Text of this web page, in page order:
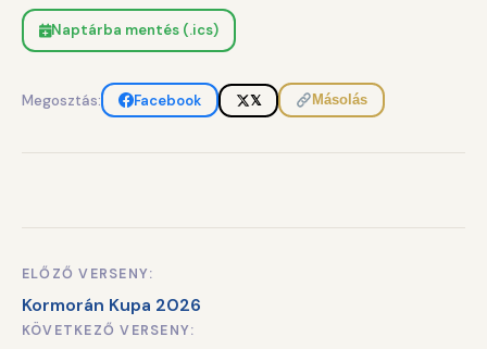
Naptárba mentés (.ics)
Megosztás: Facebook 𝕏 Másolás
Bejegyzés
navigáció
ELŐZŐ VERSENY:
Kormorán Kupa 2026
KÖVETKEZŐ VERSENY: